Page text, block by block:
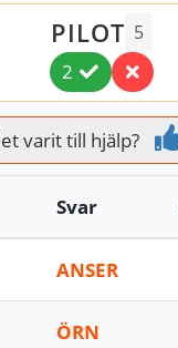
PILOT 5
2
varit till hjälp?
Svar
ANSER
ÖRN